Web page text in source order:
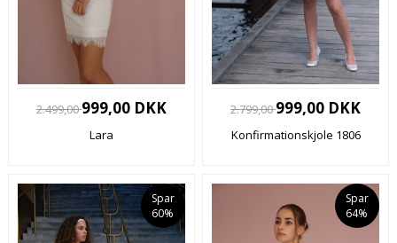
2.499,00999,00 DKK
Lara
2.799,00999,00 DKK
Konfirmationskjole 1806
Spar
60%
Spar
64%